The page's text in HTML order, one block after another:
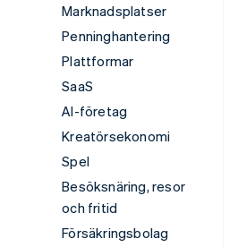
Marknadsplatser
Penninghantering
Plattformar
SaaS
AI-företag
Kreatörsekonomi
Spel
Besöksnäring, resor
och fritid
Försäkringsbolag